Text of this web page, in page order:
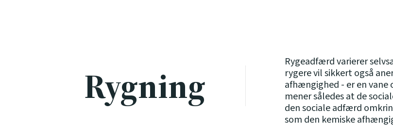
Rygning
Rygeadfærd varierer
rygere vil sikkert også
afhængighed - er en vane
mener således at de
den sociale adfærd
som den kemiske